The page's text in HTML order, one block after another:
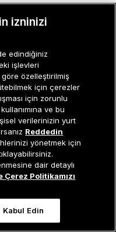
© Eren Holding
izninizi
edindiğiniz
işlevleri
göre özelleştirilmiş
için çerezler
için zorunlu
ve bu
verilerinizin yurt
Reddedin
yönetmek için
dair detaylı
Politikamızı
Kabul Edin